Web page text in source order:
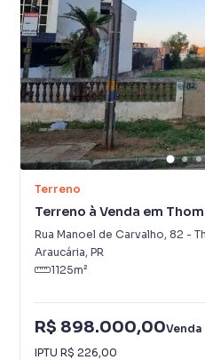
Terreno
Terreno à Venda em
Rua Manoel de Carvalho, 82 -
Araucária, PR
1125m²
R$ 898.000,00Venda
IPTU R$ 226,00